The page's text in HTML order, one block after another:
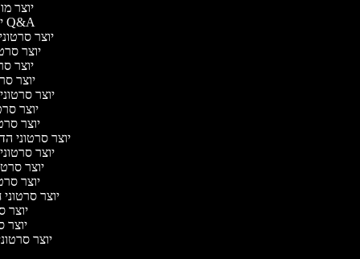
יוצר
יוצר סרטוני Q&A
יוצר
יוצר
יוצר
יוצר
יוצר סרטוני
יוצר
יוצר
יוצר סרטוני
יוצר
יוצר
יוצר
יוצר
יוצר
יוצר
יוצר